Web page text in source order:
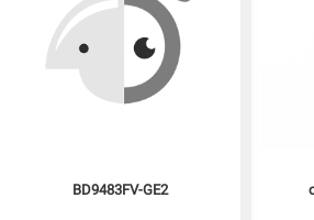
BD9483FV-GE2